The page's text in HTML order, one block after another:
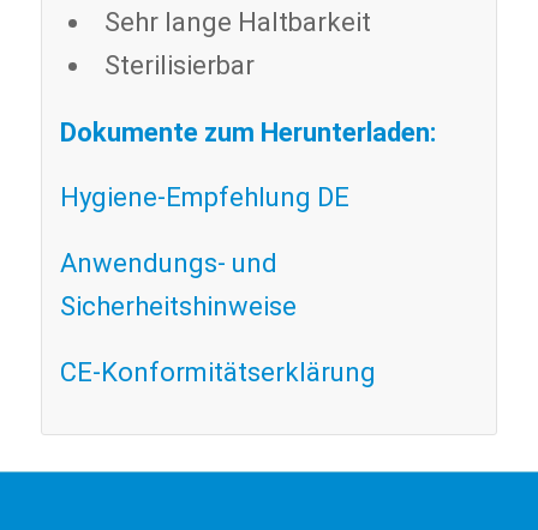
Sehr lange Haltbarkeit
Sterilisierbar
Dokumente zum Herunterladen:
Hygiene-Empfehlung DE
Anwendungs- und
Sicherheitshinweise
CE-Konformitätserklärung